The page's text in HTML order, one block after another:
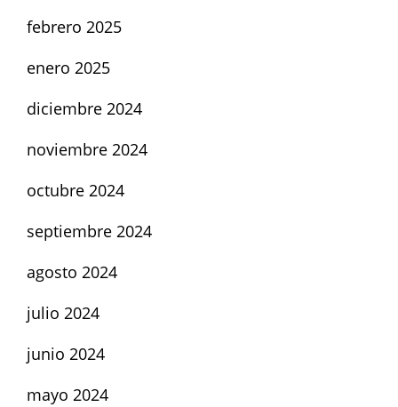
febrero 2025
enero 2025
diciembre 2024
noviembre 2024
octubre 2024
septiembre 2024
agosto 2024
julio 2024
junio 2024
mayo 2024